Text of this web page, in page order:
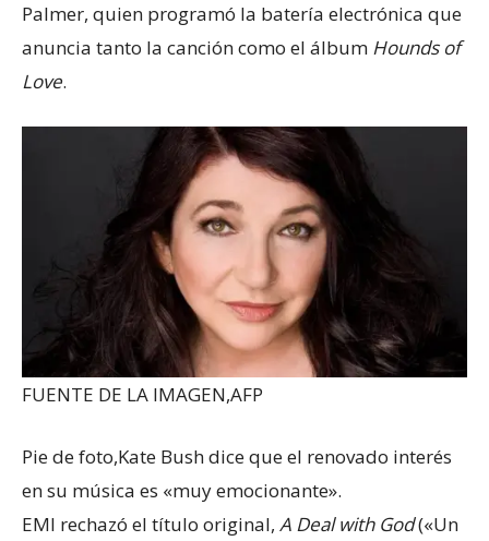
Palmer, quien programó la batería electrónica que
anuncia tanto la canción como el álbum Hounds of
Love.
FUENTE DE LA IMAGEN,AFP
Pie de foto,Kate Bush dice que el renovado interés
en su música es «muy emocionante».
EMI rechazó el título original, A Deal with God(«Un